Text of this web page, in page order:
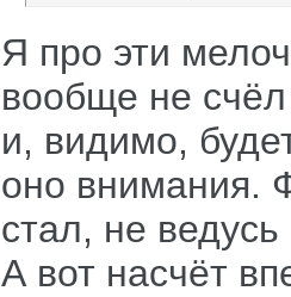
Я про эти
вообще не
и, видимо,
оно внимания.
стал, не
А вот насчёт